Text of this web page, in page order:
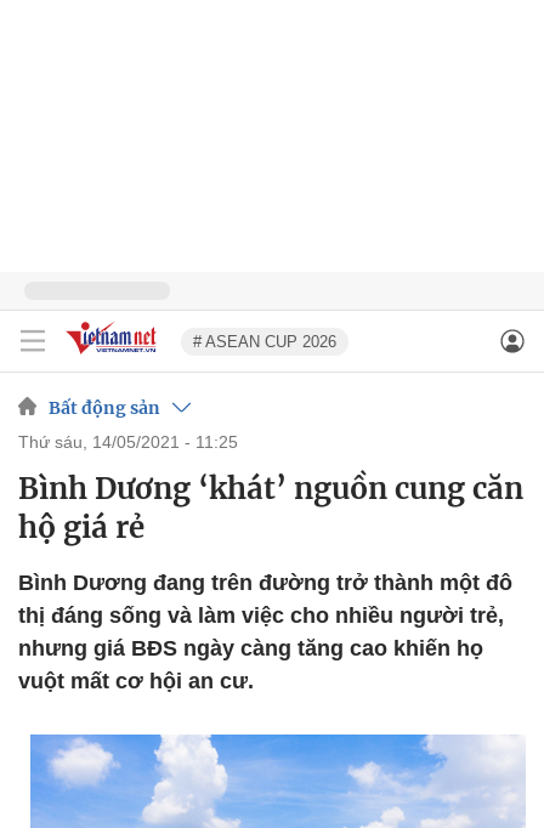
# ASEAN CUP 2026
Bất động sản
thứ sáu, 14/05/2021 - 11:25
Bình Dương ‘khát’ nguồn cung căn
hộ giá rẻ
Bình Dương đang trên đường trở thành một đô
thị đáng sống và làm việc cho nhiều người trẻ,
nhưng giá BĐS ngày càng tăng cao khiến họ
vuột mất cơ hội an cư.